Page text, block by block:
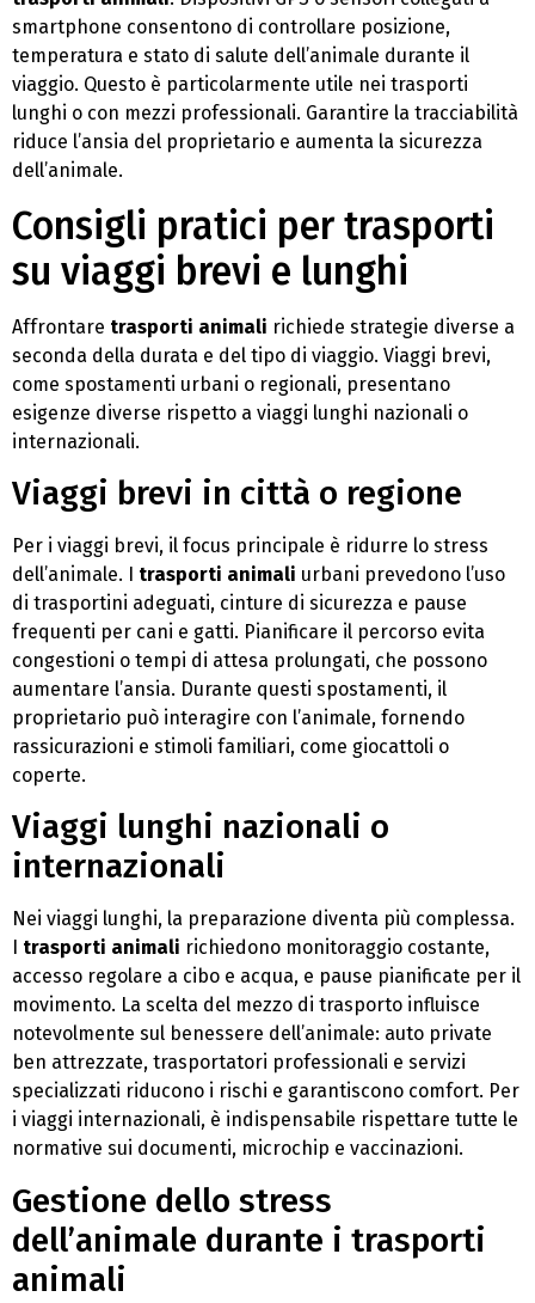
smartphone consentono di controllare posizione,
temperatura e stato di salute dell’animale durante il
viaggio. Questo è particolarmente utile nei trasporti
lunghi o con mezzi professionali. Garantire la tracciabilità
riduce l’ansia del proprietario e aumenta la sicurezza
dell’animale.
Consigli pratici per trasporti
su viaggi brevi e lunghi
Affrontare trasporti animali richiede strategie diverse a
seconda della durata e del tipo di viaggio. Viaggi brevi,
come spostamenti urbani o regionali, presentano
esigenze diverse rispetto a viaggi lunghi nazionali o
internazionali.
Viaggi brevi in città o regione
Per i viaggi brevi, il focus principale è ridurre lo stress
dell’animale. I trasporti animali urbani prevedono l’uso
di trasportini adeguati, cinture di sicurezza e pause
frequenti per cani e gatti. Pianificare il percorso evita
congestioni o tempi di attesa prolungati, che possono
aumentare l’ansia. Durante questi spostamenti, il
proprietario può interagire con l’animale, fornendo
rassicurazioni e stimoli familiari, come giocattoli o
coperte.
Viaggi lunghi nazionali o
internazionali
Nei viaggi lunghi, la preparazione diventa più complessa.
trasporti animali richiedono monitoraggio costante,
accesso regolare a cibo e acqua, e pause pianificate per il
movimento. La scelta del mezzo di trasporto influisce
notevolmente sul benessere dell’animale: auto private
ben attrezzate, trasportatori professionali e servizi
specializzati riducono i rischi e garantiscono comfort. Per
i viaggi internazionali, è indispensabile rispettare tutte le
normative sui documenti, microchip e vaccinazioni.
Gestione dello stress
dell’animale durante i trasporti
animali